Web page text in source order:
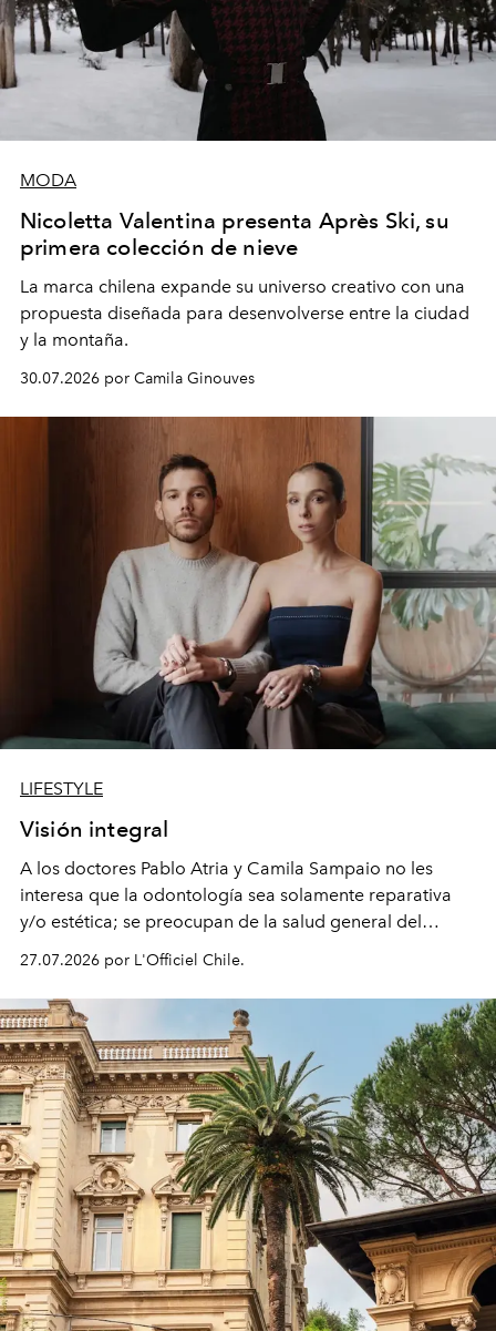
MODA
Nicoletta Valentina presenta Après Ski, su
primera colección de nieve
La marca chilena expande su universo creativo con una
propuesta diseñada para desenvolverse entre la ciudad
y la montaña.
30.07.2026 por Camila Ginouves
LIFESTYLE
Visión integral
A los doctores Pablo Atria y Camila Sampaio no les
interesa que la odontología sea solamente reparativa
y/o estética; se preocupan de la salud general del
paciente y entienden la prevención como una arista
intransable.
27.07.2026 por L'Officiel Chile.